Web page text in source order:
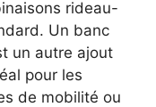
rideau-
Un banc
un autre ajout
pour les
de mobilité ou